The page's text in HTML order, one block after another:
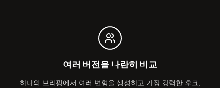
여러 버전을 나란히 비교
하나의 브리핑에서 여러 변형을 생성하고 가장 강력한 후크,